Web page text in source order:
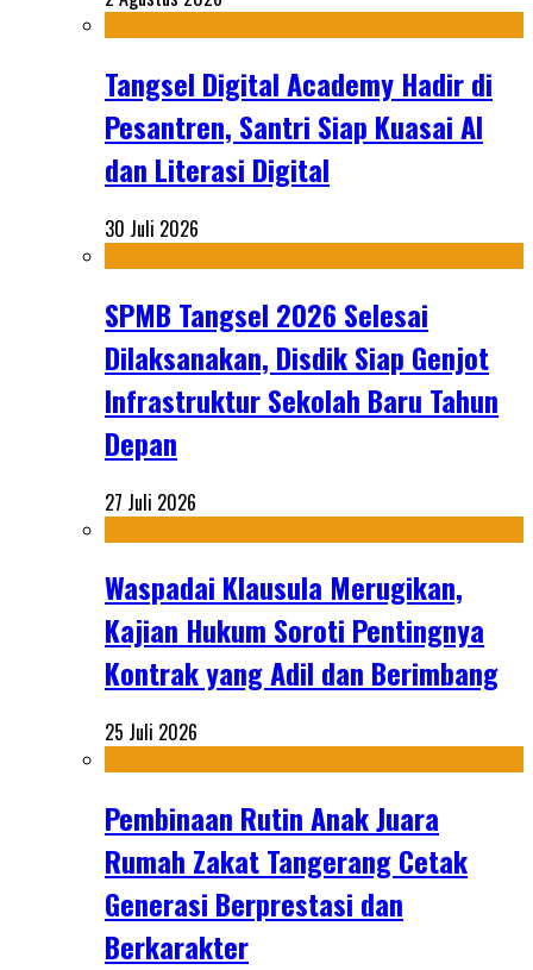
Tangsel Digital Academy Hadir di
Pesantren, Santri Siap Kuasai AI
dan Literasi Digital
30 Juli 2026
SPMB Tangsel 2026 Selesai
Dilaksanakan, Disdik Siap Genjot
Infrastruktur Sekolah Baru Tahun
Depan
27 Juli 2026
Waspadai Klausula Merugikan,
Kajian Hukum Soroti Pentingnya
Kontrak yang Adil dan Berimbang
25 Juli 2026
Pembinaan Rutin Anak Juara
Rumah Zakat Tangerang Cetak
Generasi Berprestasi dan
Berkarakter